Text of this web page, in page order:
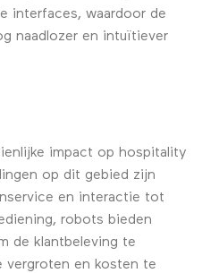
interfaces, waardoor de
naadlozer en intuïtiever
impact op hospitality
op dit gebied zijn
en interactie tot
robots bieden
de klantbeleving te
en kosten te